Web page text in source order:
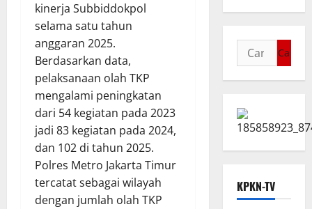
kinerja Subbiddokpol
selama satu tahun
anggaran 2025.
Berdasarkan data,
pelaksanaan olah TKP
mengalami peningkatan
dari 54 kegiatan pada 2023
jadi 83 kegiatan pada 2024,
dan 102 di tahun 2025.
Polres Metro Jakarta Timur
tercatat sebagai wilayah
dengan jumlah olah TKP
KPKN-TV